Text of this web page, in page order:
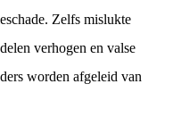
Zelfs mislukte
verhogen en valse
worden afgeleid van